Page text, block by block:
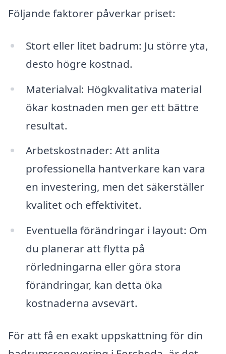
Följande faktorer påverkar priset:
Stort eller litet badrum: Ju större yta,
desto högre kostnad.
Materialval: Högkvalitativa material
ökar kostnaden men ger ett bättre
resultat.
Arbetskostnader: Att anlita
professionella hantverkare kan vara
en investering, men det säkerställer
kvalitet och effektivitet.
Eventuella förändringar i layout: Om
du planerar att flytta på
rörledningarna eller göra stora
förändringar, kan detta öka
kostnaderna avsevärt.
För att få en exakt uppskattning för din